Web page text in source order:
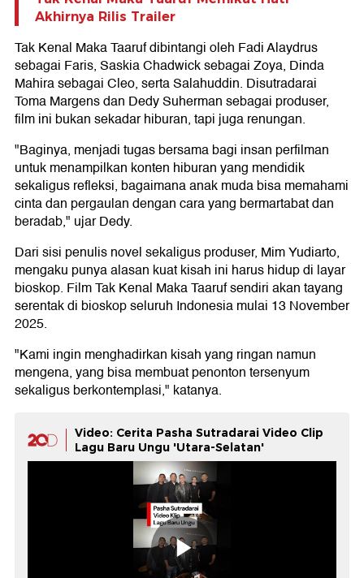
Akhirnya Rilis Trailer
Tak Kenal Maka Taaruf dibintangi oleh Fadi Alaydrus
sebagai Faris, Saskia Chadwick sebagai Zoya, Dinda
Mahira sebagai Cleo, serta Salahuddin. Disutradarai
Toma Margens dan Dedy Suherman sebagai produser,
film ini bukan sekadar hiburan, tapi juga renungan.
"Baginya, menjadi tugas bersama bagi insan perfilman
untuk menampilkan konten hiburan yang mendidik
sekaligus refleksi, bagaimana anak muda bisa memahami
cinta dan pergaulan dengan cara yang bermartabat dan
beradab," ujar Dedy.
Dari sisi penulis novel sekaligus produser, Mim Yudiarto,
mengaku punya alasan kuat kisah ini harus hidup di layar
bioskop. Film Tak Kenal Maka Taaruf sendiri akan tayang
serentak di bioskop seluruh Indonesia mulai 13 November
2025.
"Kami ingin menghadirkan kisah yang ringan namun
mengena, yang bisa membuat penonton tersenyum
sekaligus berkontemplasi," katanya.
Video: Cerita Pasha Sutradarai Video Clip
Lagu Baru Ungu 'Utara-Selatan'